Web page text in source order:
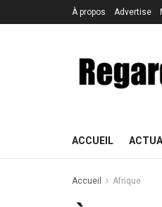
À propos Advertise
ACCUEIL
Accueil Afrique